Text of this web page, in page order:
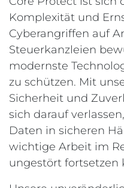
Komplexität und
Cyberangriffen auf
Steuerkanzleien
modernste
zu schützen. Mit
Sicherheit und
sich darauf
Daten in sicheren
wichtige Arbeit im
ungestört fortsetzen